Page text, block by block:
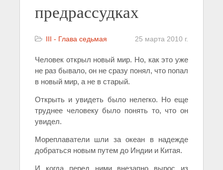
предрассудках
III - Глава седьмая 25 марта 2010 г.
Человек открыл новый мир. Но, как это уже
не раз бывало, он не сразу понял, что попал
в новый мир, а не в старый.
Открыть и увидеть было нелегко. Но еще
труднее человеку было понять то, что он
увидел.
Мореплаватели шли за океан в надежде
добраться новым путем до Индии и Китая.
И когда перед ними внезапно вырос из